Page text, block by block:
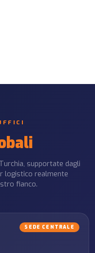
supportate dagli
logistico realmente
fianco.
SEDE CENTRALE